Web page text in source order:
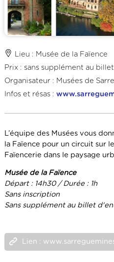
Lieu : Musée de la Faïence
Prix : sans supplément au
Organisateur : Musées de
Infos et résas :
L’équipe des Musées vous
la Faïence pour un circuit sur
Faïencerie dans le paysage
Musée de la Faïence
Départ : 14h30 / Durée : 1h
Sans inscription
Sans supplément au billet
Lien :